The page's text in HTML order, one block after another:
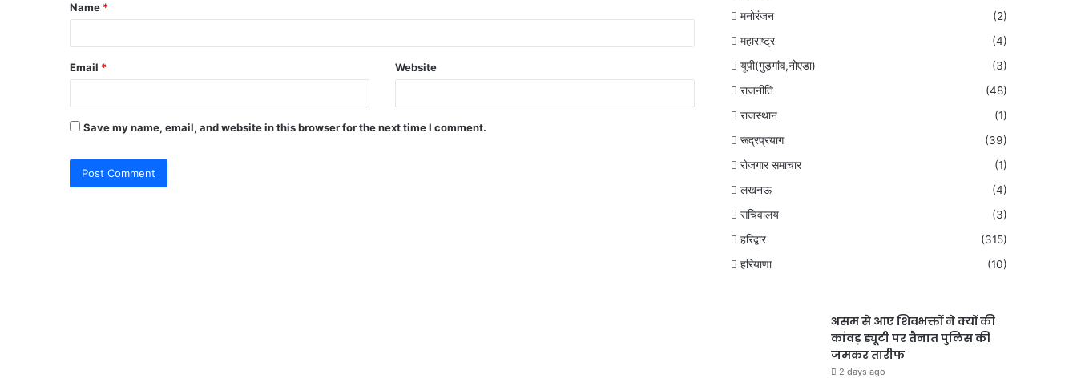
*
Name *
Email * Website
Save my name, email, and website in this browser for the next time I comment.
मनोरंजन
(2)
महाराष्ट्र
(4)
यूपी(गुड़गांव,नोएडा)
(3)
राजनीति
(48)
राजस्थान
(1)
रूद्रप्रयाग
(39)
रोजगार समाचार
(1)
लखनऊ
(4)
सचिवालय
(3)
हरिद्वार
(315)
हरियाणा
(10)
असम से आए शिवभक्तों ने क्यों की
कांवड़ ड्यूटी पर तैनात पुलिस की
जमकर तारीफ
2 days ago